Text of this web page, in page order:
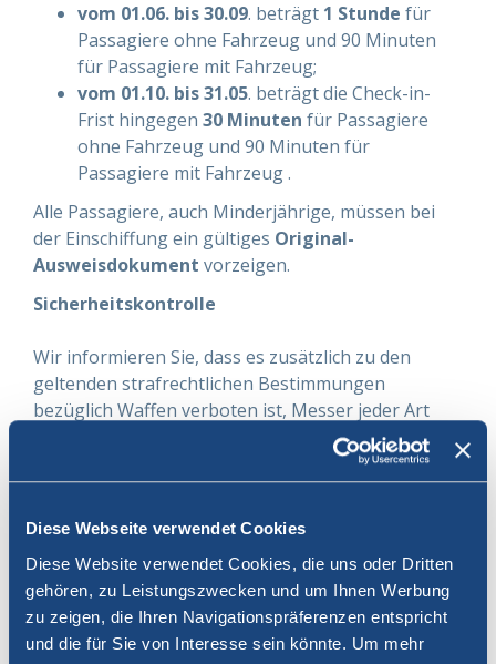
Diese Webseite verwendet Cookies
Diese Website verwendet Cookies, die uns oder Dritten
gehören, zu Leistungszwecken und um Ihnen Werbung
zu zeigen, die Ihren Navigationspräferenzen entspricht
und die für Sie von Interesse sein könnte. Um mehr
vom 01.06. bis 30.09. beträgt 1 Stunde für
Passagiere ohne Fahrzeug und 90 Minuten
für Passagiere mit Fahrzeug;
vom 01.10. bis 31.05. beträgt die Check-in-
Frist hingegen 30 Minuten für Passagiere
ohne Fahrzeug und 90 Minuten für
Passagiere mit Fahrzeug .
Alle Passagiere, auch Minderjährige, müssen bei
der Einschiffung ein gültiges Original-
Ausweisdokument vorzeigen.
Sicherheitskontrolle
Wir informieren Sie, dass es zusätzlich zu den
geltenden strafrechtlichen Bestimmungen
bezüglich Waffen verboten ist, Messer jeder Art
und Größe, Bögen, Armbrüste, Harpunen, Äxte,
Scheren, Ahlen, Kampfsport - Equipment, sowie alle
andere Mittel die als missbräuliche Waffen
verwendet werden können, in die Sicherheitszone
Vorbereitung für die
Einschiffung